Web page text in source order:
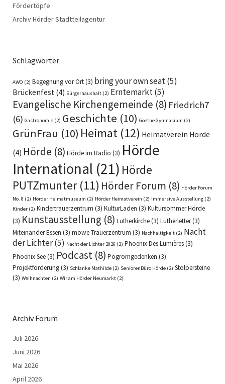
Fördertöpfe
Archiv Hörder Stadtteilagentur
Schlagwörter
AWO (2) Begegnung vor Ort(3) bring your own seat(5)
Brückenfest (4) Bürgerhaushalt (2) Erntemarkt(5)
Evangelische Kirchengemeinde (8) Friedrich7
(6) Gastronomie (2) Geschichte (10) Goethe Gymnasium (2)
GrünFrau (10) Heimat (12) Heimatverein Hörde
(4) Hörde (8) Hörde im Radio (3) Hörde
International (21) Hörde
PUTZmunter(11) Hörder Forum (8) Hörder Forum
No. 8 (2) Hörder Heimatmuseum (2) Hörder Heimatverein (2) Immersive Ausstellung (2)
Kinder (2) Kindertrauerzentrum (3) KulturLaden (3) Kultursommer Hörde
(3) Kunstausstellung (8) Lutherkirche(3) Lutherletter(3)
Miteinander Essen (3) möwe Trauerzentrum (3) Nachhaltigkeit (2) Nacht
der Lichter(5) Nacht der Lichter 2026 (2) Phoenix Des Lumières(3)
Phoenix See(3) Podcast (8) Pogromgedenken (3)
Projektförderung(3) Schlanke Mathilde (2) SeniorenBüro Hörde (2) Stolpersteine
(3) Weihnachten (2) Wir am Hörder Neumarkt (2)
Archiv Forum
Juli 2026
Juni 2026
Mai 2026
April 2026